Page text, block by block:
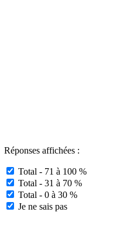
Réponses affichées :
Total - 71 à 100 %
Total - 31 à 70 %
Total - 0 à 30 %
Je ne sais pas